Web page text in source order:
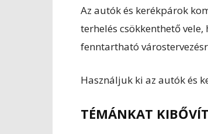
Az autók és kerékpárok
terhelés csökkenthető
fenntartható
Használjuk ki az autók és
TÉMÁNKAT